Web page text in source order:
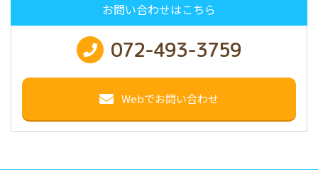
お問い合わせはこちら
072-493-3759
Webでお問い合わせ